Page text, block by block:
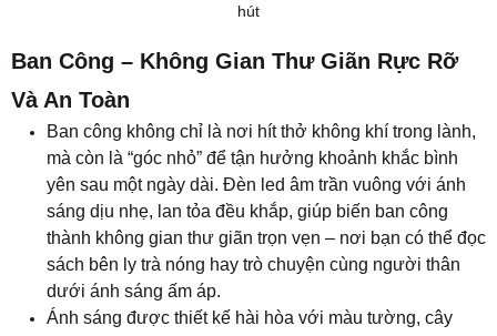
Ban Công – Không Gian Thư Giãn Rực Rỡ
Và An Toàn
Ban công không chỉ là nơi hít thở không khí trong lành,
mà còn là “góc nhỏ” để tận hưởng khoảnh khắc bình
yên sau một ngày dài. Đèn led âm trần vuông với ánh
sáng dịu nhẹ, lan tỏa đều khắp, giúp biến ban công
thành không gian thư giãn trọn vẹn – nơi bạn có thể đọc
sách bên ly trà nóng hay trò chuyện cùng người thân
dưới ánh sáng ấm áp.
Ánh sáng được thiết kế hài hòa với màu tường, cây